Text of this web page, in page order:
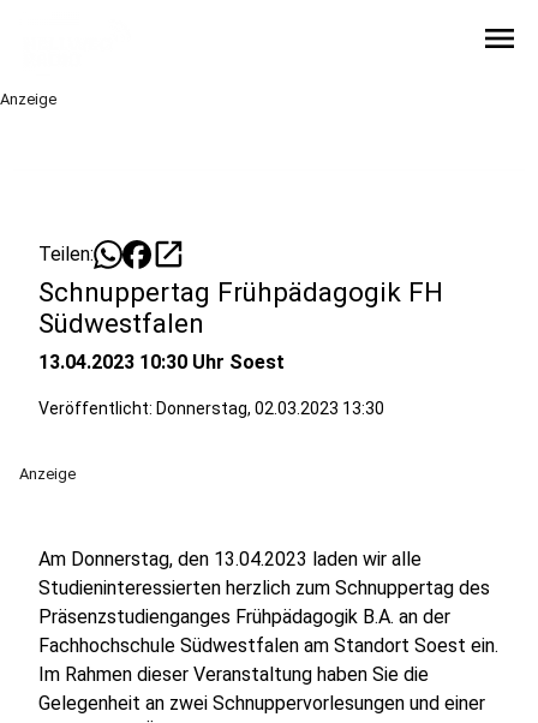
menu
Anzeige
Teilen: open_in_new
Schnuppertag Frühpädagogik FH
Südwestfalen
13.04.2023 10:30 Uhr Soest
Veröffentlicht: Donnerstag, 02.03.2023 13:30
Anzeige
Am Donnerstag, den 13.04.2023 laden wir alle
Studieninteressierten herzlich zum Schnuppertag des
Präsenzstudienganges Frühpädagogik B.A. an der
Fachhochschule Südwestfalen am Standort Soest ein.
Im Rahmen dieser Veranstaltung haben Sie die
Gelegenheit an zwei Schnuppervorlesungen und einer